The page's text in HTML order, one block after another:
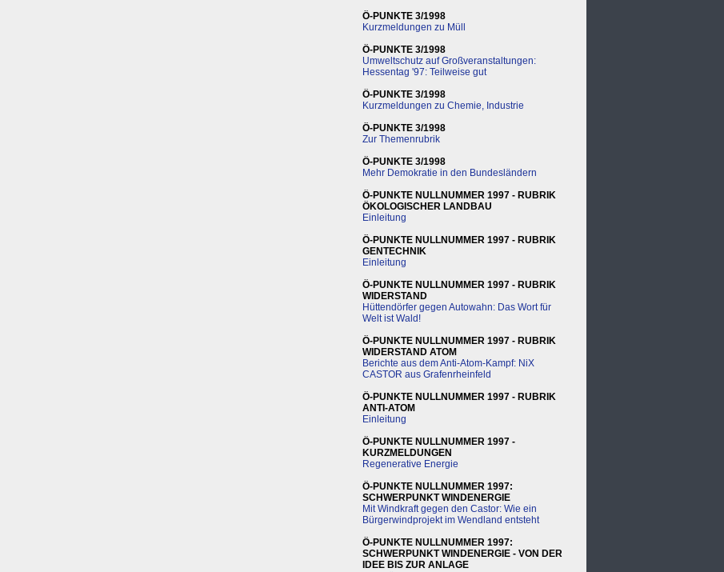
Ö-PUNKTE 3/1998
Kurzmeldungen zu Müll
Ö-PUNKTE 3/1998
Umweltschutz auf Großveranstaltungen:
Hessentag '97: Teilweise gut
Ö-PUNKTE 3/1998
Kurzmeldungen zu Chemie, Industrie
Ö-PUNKTE 3/1998
Zur Themenrubrik
Ö-PUNKTE 3/1998
Mehr Demokratie in den Bundesländern
Ö-PUNKTE NULLNUMMER 1997 - RUBRIK
ÖKOLOGISCHER LANDBAU
Einleitung
Ö-PUNKTE NULLNUMMER 1997 - RUBRIK
GENTECHNIK
Einleitung
Ö-PUNKTE NULLNUMMER 1997 - RUBRIK
WIDERSTAND
Hüttendörfer gegen Autowahn: Das Wort für
Welt ist Wald!
Ö-PUNKTE NULLNUMMER 1997 - RUBRIK
WIDERSTAND ATOM
Berichte aus dem Anti-Atom-Kampf: NiX
CASTOR aus Grafenrheinfeld
Ö-PUNKTE NULLNUMMER 1997 - RUBRIK
ANTI-ATOM
Einleitung
Ö-PUNKTE NULLNUMMER 1997 -
KURZMELDUNGEN
Regenerative Energie
Ö-PUNKTE NULLNUMMER 1997:
SCHWERPUNKT WINDENERGIE
Mit Windkraft gegen den Castor: Wie ein
Bürgerwindprojekt im Wendland entsteht
Ö-PUNKTE NULLNUMMER 1997:
SCHWERPUNKT WINDENERGIE - VON DER
IDEE BIS ZUR ANLAGE